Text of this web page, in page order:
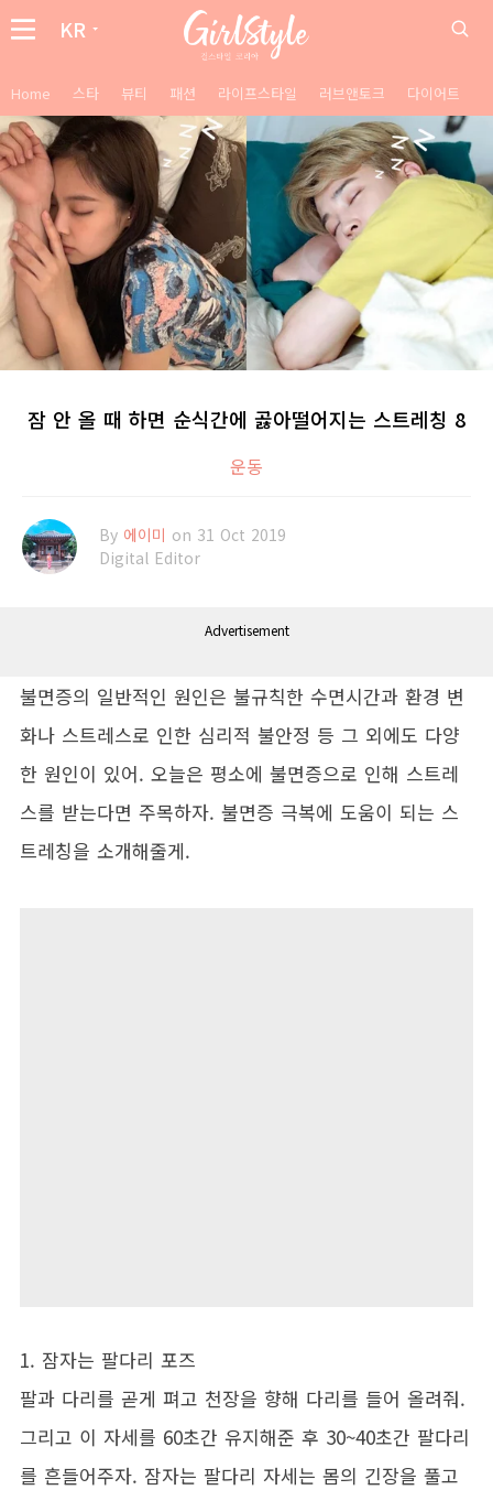
KR
Home 스타 뷰티 패션 라이프스타일 러브앤토크 다이어트
잠 안 올 때 하면 순식간에 곯아떨어지는 스트레칭 8
운동
By 에이미 on 31 Oct 2019
Digital Editor
Advertisement
불면증의 일반적인 원인은 불규칙한 수면시간과 환경 변
화나 스트레스로 인한 심리적 불안정 등 그 외에도 다양
한 원인이 있어. 오늘은 평소에 불면증으로 인해 스트레
스를 받는다면 주목하자. 불면증 극복에 도움이 되는 스
트레칭을 소개해줄게.
1. 잠자는 팔다리 포즈
팔과 다리를 곧게 펴고 천장을 향해 다리를 들어 올려줘.
그리고 이 자세를 60초간 유지해준 후 30~40초간 팔다리
를 흔들어주자. 잠자는 팔다리 자세는 몸의 긴장을 풀고